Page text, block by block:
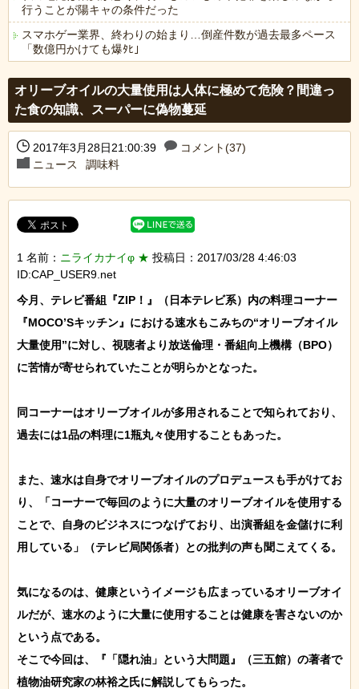
行うことが陽キャの条件だった
スマホゲー業界、終わりの始まり…倒産件数が過去最多ペース
「数億円かけても爆ﾀﾋ」
オリーブオイルの大量使用は人体に極めて危険？間違っ
た食の知識、スーパーに偽物蔓延
2017年3月28日21:00:39
コメント(37)
ニュース
調味料
1 名前： ニライカナイφ ★ 投稿日：2017/03/28 4:46:03
ID:CAP_USER9.net
今月、テレビ番組『ZIP！』（日本テレビ系）内の料理コーナー
『MOCO’Sキッチン』における速水もこみちの“オリーブオイル
大量使用”に対し、視聴者より放送倫理・番組向上機構（BPO）
に苦情が寄せられていたことが明らかとなった。
同コーナーはオリーブオイルが多用されることで知られており、
過去には1品の料理に1瓶丸々使用することもあった。
また、速水は自身でオリーブオイルのプロデュースも手がけてお
り、「コーナーで毎回のように大量のオリーブオイルを使用する
ことで、自身のビジネスにつなげており、出演番組を金儲けに利
用している」（テレビ局関係者）との批判の声も聞こえてくる。
気になるのは、健康というイメージも広まっているオリーブオイ
ルだが、速水のように大量に使用することは健康を害さないのか
という点である。
そこで今回は、『「隠れ油」という大問題』（三五館）の著者で
植物油研究家の林裕之氏に解説してもらった。